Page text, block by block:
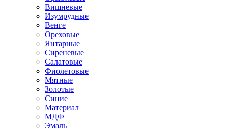
Вишневые
Изумрудные
Венге
Ореховые
Янтарные
Сиреневые
Салатовые
Фиолетовые
Мятные
Золотые
Синие
Материал
МДФ
Эмаль